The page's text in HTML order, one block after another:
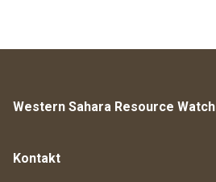
Western Sahara Resource Watch
Kontakt